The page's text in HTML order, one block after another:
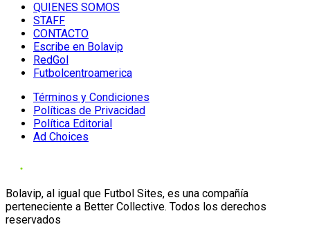
QUIENES SOMOS
STAFF
CONTACTO
Escribe en Bolavip
RedGol
Futbolcentroamerica
Términos y Condiciones
Políticas de Privacidad
Política Editorial
Ad Choices
Bolavip, al igual que Futbol Sites, es una compañía
perteneciente a Better Collective. Todos los derechos
reservados